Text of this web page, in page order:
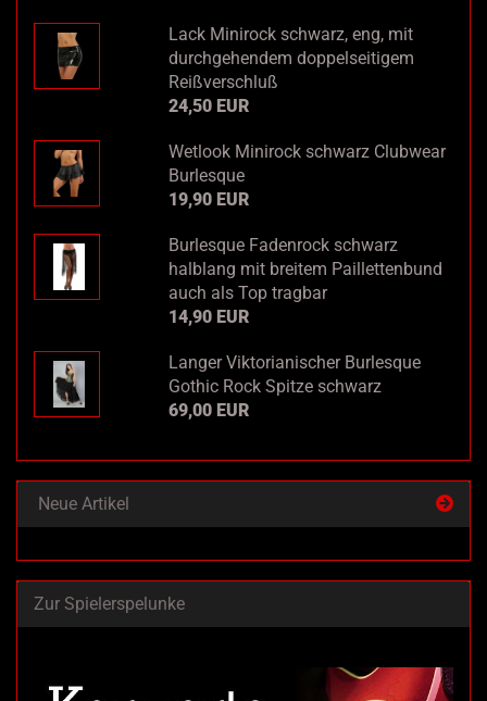
Lack Minirock schwarz, eng, mit
durchgehendem doppelseitigem
Reißverschluß
24,50 EUR
Wetlook Minirock schwarz Clubwear
Burlesque
19,90 EUR
Burlesque Fadenrock schwarz
halblang mit breitem Paillettenbund
auch als Top tragbar
14,90 EUR
Langer Viktorianischer Burlesque
Gothic Rock Spitze schwarz
69,00 EUR
Neue Artikel
Zur Spielerspelunke